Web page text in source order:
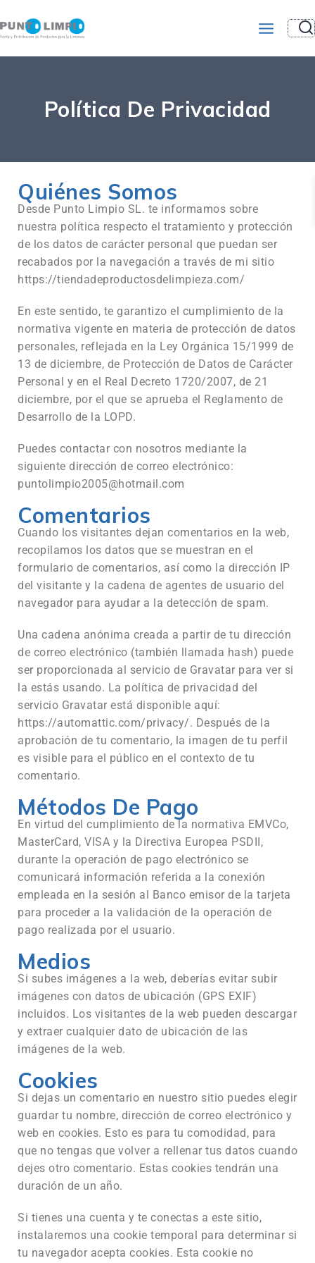
Política De Privacidad
Quiénes Somos
Desde Punto Limpio SL. te informamos sobre
nuestra política respecto el tratamiento y protección
de los datos de carácter personal que puedan ser
recabados por la navegación a través de mi sitio
https://tiendadeproductosdelimpieza.com/
En este sentido, te garantizo el cumplimiento de la
normativa vigente en materia de protección de datos
personales, reflejada en la Ley Orgánica 15/1999 de
13 de diciembre, de Protección de Datos de Carácter
Personal y en el Real Decreto 1720/2007, de 21
diciembre, por el que se aprueba el Reglamento de
Desarrollo de la LOPD.
Puedes contactar con nosotros mediante la
siguiente dirección de correo electrónico:
puntolimpio2005@hotmail.com
Comentarios
Cuando los visitantes dejan comentarios en la web,
recopilamos los datos que se muestran en el
formulario de comentarios, así como la dirección IP
del visitante y la cadena de agentes de usuario del
navegador para ayudar a la detección de spam.
Una cadena anónima creada a partir de tu dirección
de correo electrónico (también llamada hash) puede
ser proporcionada al servicio de Gravatar para ver si
la estás usando. La política de privacidad del
servicio Gravatar está disponible aquí:
https://automattic.com/privacy/. Después de la
aprobación de tu comentario, la imagen de tu perfil
es visible para el público en el contexto de tu
comentario.
Métodos De Pago
En virtud del cumplimiento de la normativa EMVCo,
MasterCard, VISA y la Directiva Europea PSDII,
durante la operación de pago electrónico se
comunicará información referida a la conexión
empleada en la sesión al Banco emisor de la tarjeta
para proceder a la validación de la operación de
pago realizada por el usuario.
Medios
Si subes imágenes a la web, deberías evitar subir
imágenes con datos de ubicación (GPS EXIF)
incluidos. Los visitantes de la web pueden descargar
y extraer cualquier dato de ubicación de las
imágenes de la web.
Cookies
Si dejas un comentario en nuestro sitio puedes elegir
guardar tu nombre, dirección de correo electrónico y
web en cookies. Esto es para tu comodidad, para
que no tengas que volver a rellenar tus datos cuando
dejes otro comentario. Estas cookies tendrán una
duración de un año.
Si tienes una cuenta y te conectas a este sitio,
instalaremos una cookie temporal para determinar si
tu navegador acepta cookies. Esta cookie no